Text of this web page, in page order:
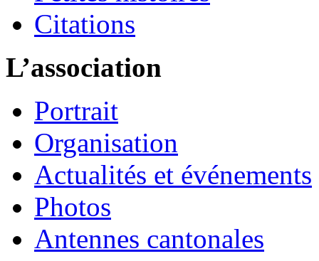
Citations
L’association
Portrait
Organisation
Actualités et événements
Photos
Antennes cantonales